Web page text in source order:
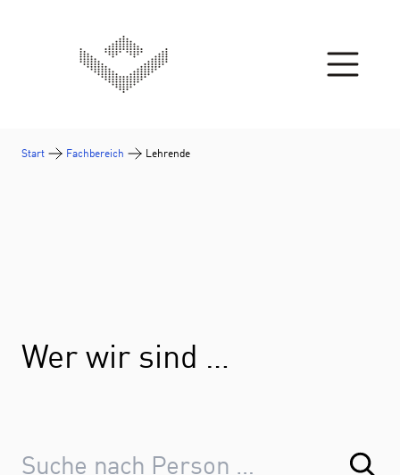
Start Fachbereich Lehrende
Wer wir sind …